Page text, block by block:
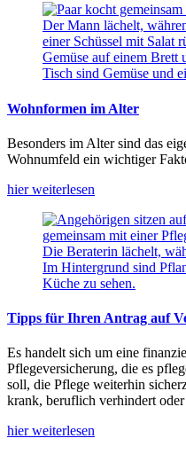
Wohnformen im Alter
Besonders im Alter sind das
Wohnumfeld ein wichtiger
hier weiterlesen
Tipps für Ihren Antrag auf
Es handelt sich um eine
Pflegeversicherung, die es
soll, die Pflege weiterhin
krank, beruflich verhindert
hier weiterlesen